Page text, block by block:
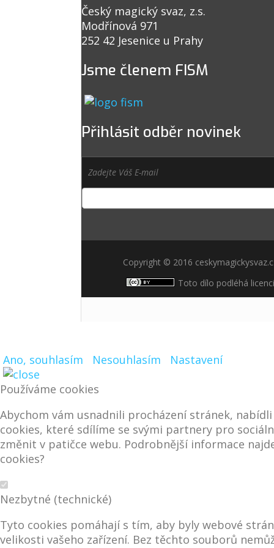
Český magický svaz, z.s.
Modřínová 971
252 42 Jesenice u Prahy
Jsme členem FISM
Přihlásit odběr novinek
Copyright © 2016
Toto dílo podléhá licenci
Ano, souhlasím Nesouhlasím
Nastavení
Používáme cookies
Abychom vám usnadnili procházení stránek,
cookies, které sdílíme se svými partnery pro
změnit v patičce webu. Podrobnější informace
cookies?
Nezbytné (technické)
Tyto cookies pomáhají s tím, aby byly webové
velikosti vašeho zařízení. Bez těchto souborů